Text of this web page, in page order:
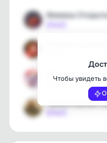
Мамины
[max]
Православный
Чтобы увидеть